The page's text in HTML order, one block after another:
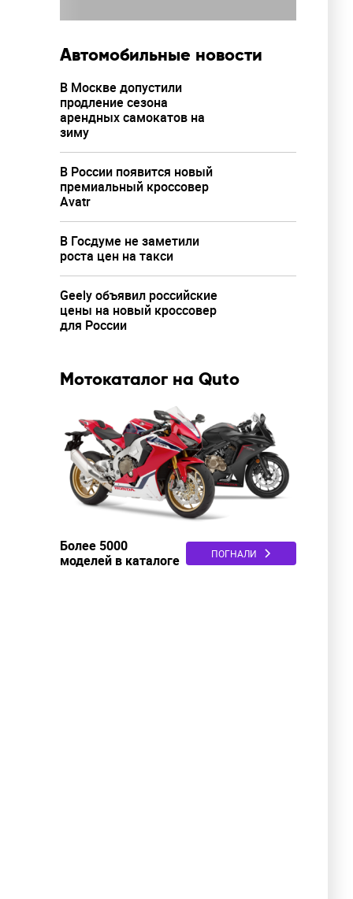
Автомобильные новости
В Москве допустили
продление сезона
арендных самокатов на
зиму
В России появится новый
премиальный кроссовер
Avatr
В Госдуме не заметили
роста цен на такси
Geely объявил российские
цены на новый кроссовер
для России
Мотокаталог на Quto
Более 5000
моделей в каталоге
ПОГНАЛИ